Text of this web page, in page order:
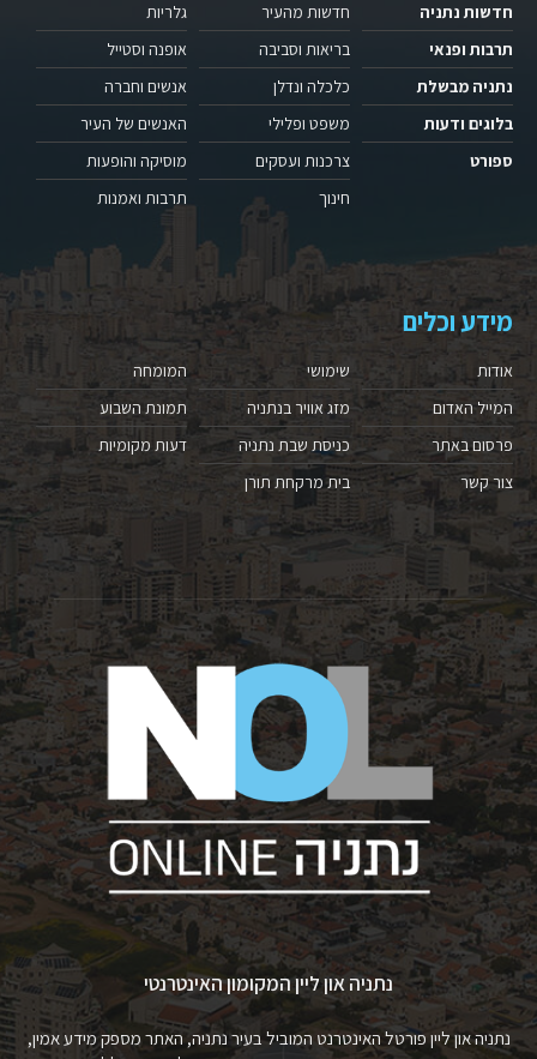
חדשות נתניה
תרבות ופנאי
נתניה מבשלת
בלוגים ודעות
ספורט
חדשות מהעיר
בריאות וסביבה
כלכלה ונדלן
משפט ופלילי
צרכנות ועסקים
חינוך
גלריות
אופנה וסטייל
אנשים וחברה
האנשים של העיר
מוסיקה והופעות
תרבות ואמנות
מידע וכלים
אודות
המייל האדום
פרסום באתר
צור קשר
שימושי
מזג אוויר בנתניה
כניסת שבת נתניה
בית מרקחת תורן
המומחה
תמונת השבוע
דעות מקומיות
נתניה און ליין המקומון האינטרנטי
נתניה און ליין פורטל האינטרנט המוביל בעיר נתניה, האתר מספק מידע אמין,